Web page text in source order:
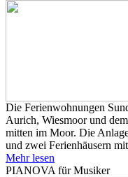
Die Ferienwohnungen
Aurich, Wiesmoor und
mitten im Moor. Die
und zwei Ferienhäusern
Mehr lesen
PIANOVA für Musiker